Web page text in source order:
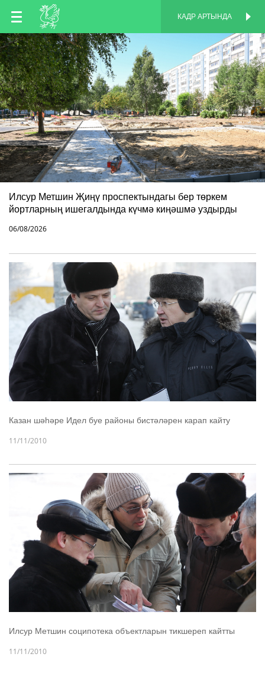
TT
EN
RU
КАДР АРТЫНДА
Илсур Метшин Җиңү проспектындагы бер төркем
йортларның ишегалдында күчмә киңәшмә уздырды
06/08/2026
Казан шәһәре Идел буе районы бистәләрен карап кайту
11/11/2010
Илсур Метшин соципотека объектларын тикшереп кайтты
11/11/2010
КАДР АРТЫНДА